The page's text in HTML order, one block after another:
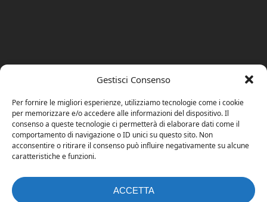
Gestisci Consenso
Per fornire le migliori esperienze, utilizziamo tecnologie come i cookie
per memorizzare e/o accedere alle informazioni del dispositivo. Il
consenso a queste tecnologie ci permetterà di elaborare dati come il
comportamento di navigazione o ID unici su questo sito. Non
acconsentire o ritirare il consenso può influire negativamente su alcune
caratteristiche e funzioni.
ACCETTA